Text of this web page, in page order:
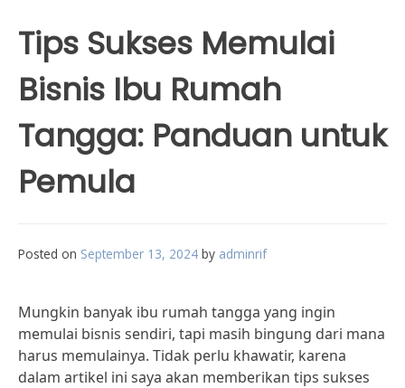
Tips Sukses Memulai
Bisnis Ibu Rumah
Tangga: Panduan untuk
Pemula
Posted on September 13, 2024 by adminrif
Mungkin banyak ibu rumah tangga yang ingin
memulai bisnis sendiri, tapi masih bingung dari mana
harus memulainya. Tidak perlu khawatir, karena
dalam artikel ini saya akan memberikan tips sukses